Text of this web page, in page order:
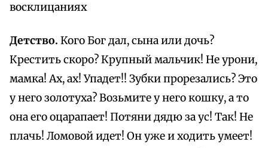
восклицаниях
Детство. Кого Бог дал, сына или дочь?
Крестить скоро? Крупный мальчик! Не урони,
мамка! Ах, ах! Упадет!! Зубки прорезались? Это
у него золотуха? Возьмите у него кошку, а то
она его оцарапает! Потяни дядю за ус! Так! Не
плачь! Ломовой идет! Он уже и ходить умеет!